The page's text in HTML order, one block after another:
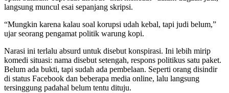
langsung muncul esai sepanjang skripsi.
“Mungkin karena kalau soal korupsi udah kebal, tapi judi belum,”
ujar seorang pengamat politik warung kopi.
Narasi ini terlalu absurd untuk disebut konspirasi. Ini lebih mirip
komedi situasi: nama disebut setengah, respons politikus satu paket.
Belum ada bukti, tapi sudah ada pembelaan. Seperti orang disindir
di status Facebook dan beberapa media online, lalu langsung
tersinggung padahal belum tentu dituju.